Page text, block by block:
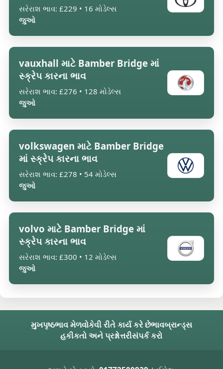
સરેરાશ ભાવ: £229 • 16 મોડેલ્સ
જુઓ
vauxhall માટે Bamber Bridge માં
સ્ક્રેપ કારના ભાવ
સરેરાશ ભાવ: £276 • 128 મોડેલ્સ
જુઓ
volkswagen માટે Bamber Bridge
માં સ્ક્રેપ કારના ભાવ
સરેરાશ ભાવ: £278 • 54 મોડેલ્સ
જુઓ
volvo માટે Bamber Bridge માં
સ્ક્રેપ કારના ભાવ
સરેરાશ ભાવ: £300 • 12 મોડેલ્સ
જુઓ
મુખપૃષ્ઠભાવ મેળવોકેવી રીતે કાર્ય કરે છેભાવબ્રાન્ડ્સ
હકીકતો અને પ્રશ્નોત્તરીસંપર્ક કરો